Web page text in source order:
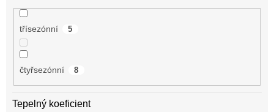
třísezónní 5
čtyřsezónní 8
Tepelný koeficient